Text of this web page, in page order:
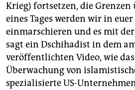
genossenschaft
epaper login
Krieg) fortsetzen, die
eines Tages werden wir in
einmarschieren und es mit der
sagt ein Dschihadist in dem
veröffentlichten Video, wie
Überwachung von
spezialisierte US-